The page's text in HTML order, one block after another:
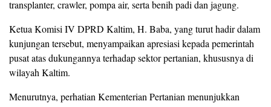
transplanter, crawler, pompa air, serta benih padi dan jagung.
Ketua Komisi IV DPRD Kaltim, H. Baba, yang turut hadir dalam
kunjungan tersebut, menyampaikan apresiasi kepada pemerintah
pusat atas dukungannya terhadap sektor pertanian, khususnya di
wilayah Kaltim.
Menurutnya, perhatian Kementerian Pertanian menunjukkan